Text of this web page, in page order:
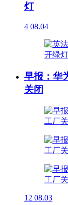
灯
4 08.04
早报：华
关闭
12 08.03